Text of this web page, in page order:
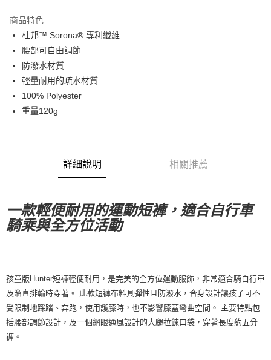
運送方式
全家店到店
每筆NT$80，滿NT$10,000(含以上)免運費
付款後全家取貨
每筆NT$80，滿NT$10,000(含以上)免運費
付款後7-11取貨
宅配
每筆NT$130，滿NT$10,000(含以上)免運費
商品特色
杜邦™ Sorona® 專利纖維
腰部可自由調節
防潑水材質
輕量耐用的疏水材質
100% Polyester
重量120g
詳細說明 相關推薦
一款輕便耐用的運動短褲，適合自行車
騎乘與全方位活動
孩童版Hunter短褲輕便耐用，是完美的全方位運動服飾，非常適合騎自行車
及溜直排輪時穿著。 此款短褲布料具彈性且防潑水，合身設計讓孩子可不
受限制地踩踏、奔跑，使用護膝時，也不影響膝蓋彎曲空間。 主要特點包
括腰部調節設計，及一個網眼通風設計的大腿拉鍊口袋，穿著長度約五分
褲。